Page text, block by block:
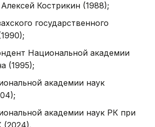
Кострикин (1988);
государственного
Национальной академии
(1995);
академии наук
академии наук РК при
(2024).